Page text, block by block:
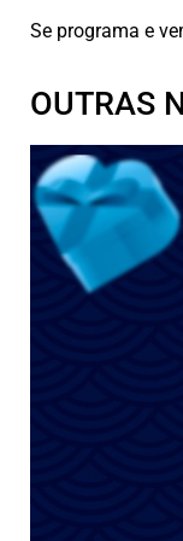
Se programa e
OUTRAS